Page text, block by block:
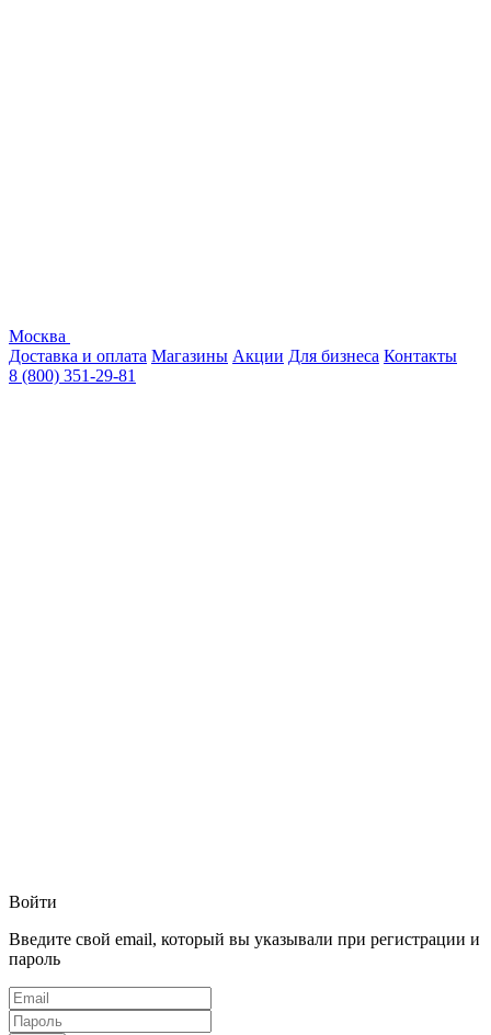
Москва
Доставка и оплата Магазины Акции Для бизнеса Контакты
8 (800) 351-29-81
Войти
Введите свой email, который вы указывали при регистрации и
пароль